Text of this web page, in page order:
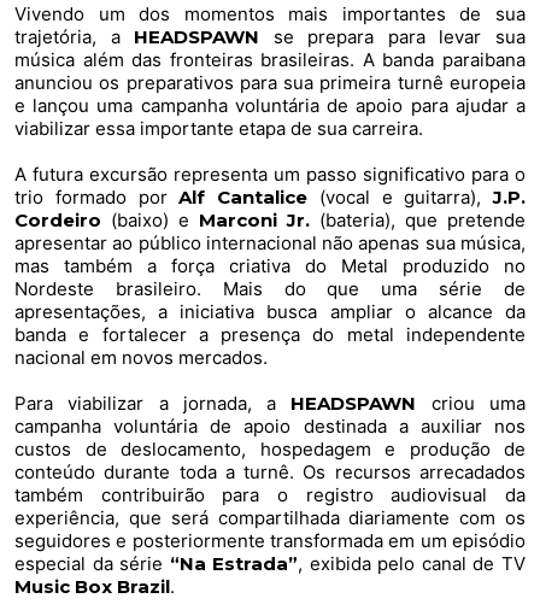
Vivendo um dos momentos mais importantes de sua
trajetória, a HEADSPAWN se prepara para levar sua
música além das fronteiras brasileiras. A banda paraibana
anunciou os preparativos para sua primeira turnê europeia
e lançou uma campanha voluntária de apoio para ajudar a
viabilizar essa importante etapa de sua carreira.
A futura excursão representa um passo significativo para o
trio formado porAlf Cantalice (vocal e guitarra),J.P.
Cordeiro (baixo) e Marconi Jr. (bateria), que pretende
apresentar ao público internacional não apenas sua música,
mas também a força criativa do Metal produzido no
Nordeste brasileiro. Mais do que uma série de
apresentações, a iniciativa busca ampliar o alcance da
banda e fortalecer a presença do metal independente
nacional em novos mercados.
Para viabilizar a jornada, a HEADSPAWN criou uma
campanha voluntária de apoio destinada a auxiliar nos
custos de deslocamento, hospedagem e produção de
conteúdo durante toda a turnê. Os recursos arrecadados
também contribuirão para o registro audiovisual da
experiência, que será compartilhada diariamente com os
seguidores e posteriormente transformada em um episódio
especial da série “Na Estrada”, exibida pelo canal de TV
Music Box Brazil.